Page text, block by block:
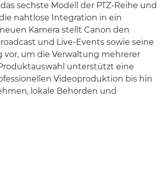
sechste Modell der PTZ-Reihe und
nahtlose Integration in ein
Kamera stellt Canon den
und Live-Events sowie seine
um die Verwaltung mehrerer
unterstützt eine
Videoproduktion bis hin
lokale Behörden und